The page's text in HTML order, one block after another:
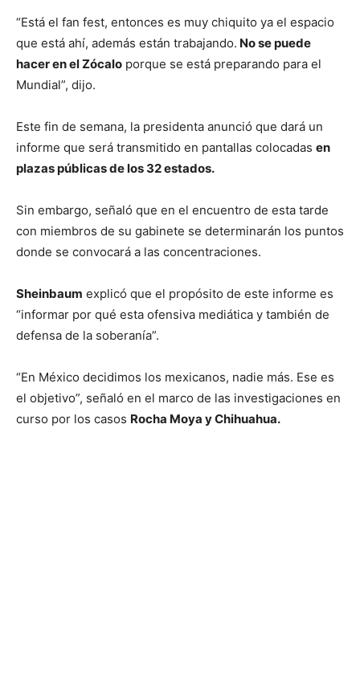
“Está el fan fest, entonces es muy chiquito ya el espacio
que está ahí, además están trabajando. No se puede
hacer en el Zócalo porque se está preparando para el
Mundial”, dijo.
Este fin de semana, la presidenta anunció que dará un
informe que será transmitido en pantallas colocadas en
plazas públicas de los 32 estados.
Sin embargo, señaló que en el encuentro de esta tarde
con miembros de su gabinete se determinarán los puntos
donde se convocará a las concentraciones.
Sheinbaum explicó que el propósito de este informe es
“informar por qué esta ofensiva mediática y también de
defensa de la soberanía”.
“En México decidimos los mexicanos, nadie más. Ese es
el objetivo”, señaló en el marco de las investigaciones en
curso por los casos Rocha Moya y Chihuahua.